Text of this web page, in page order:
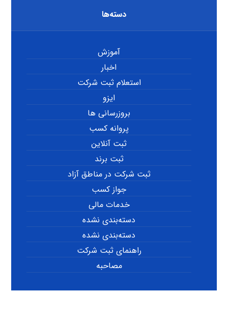
دسته‌ها
آموزش
اخبار
استعلام ثبت شرکت
ایزو
بروزرسانی ها
پروانه کسب
ثبت آنلاین
ثبت برند
ثبت شرکت در مناطق آزاد
جواز کسب
خدمات مالی
دسته‌بندی نشده
دسته‌بندی نشده
راهنمای ثبت شرکت
مصاحبه